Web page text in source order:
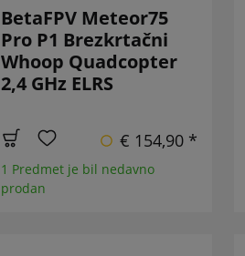
BetaFPV Meteor75
Pro P1 Brezkrtačni
Whoop Quadcopter
2,4 GHz ELRS
€ 154,90 *
1 Predmet je bil nedavno
prodan